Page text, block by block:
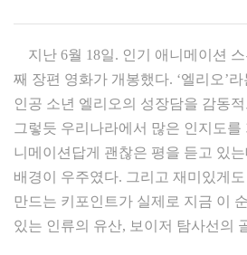
지난 6월 18일. 인기 애니메이션 스
째 장편 영화가 개봉했다. ‘엘리오’
인공 소년 엘리오의 성장담을 감동
그렇듯 우리나라에서 많은 인지도를
니메이션답게 괜찮은 평을 듣고 있
배경이 우주였다. 그리고 재미있게
만드는 키포인트가 실제로 지금 이
있는 인류의 유산, 보이저 탐사선의